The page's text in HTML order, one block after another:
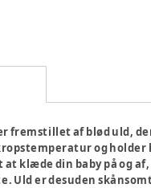
er fremstillet af blød uld,
og holder
at klæde din baby på og
Uld er desuden